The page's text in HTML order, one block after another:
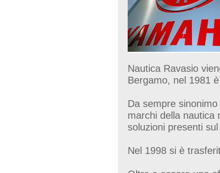
Nautica Ravasio
Bergamo, nel 1981
Da sempre
marchi della nautica
soluzioni presenti
Nel 1998 si è